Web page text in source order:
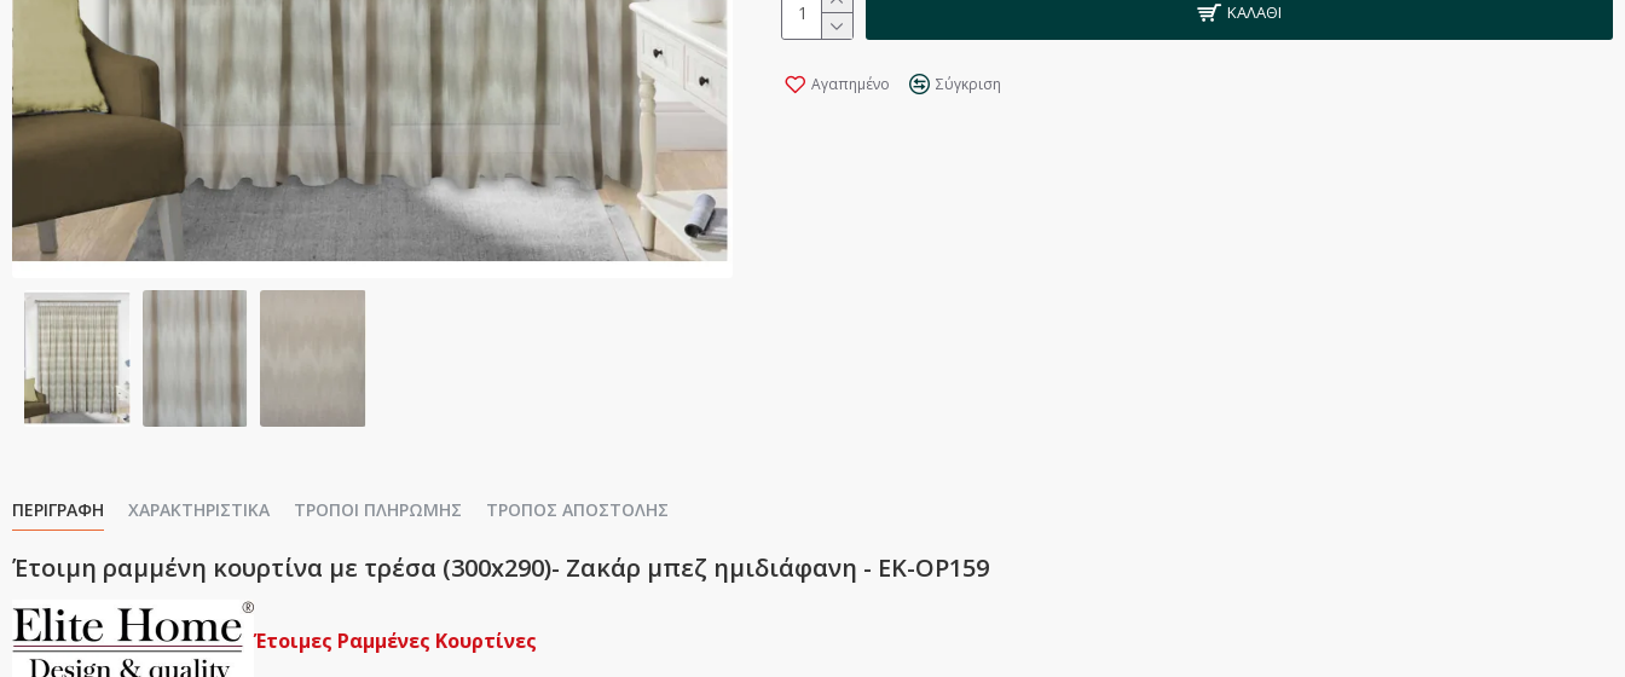
ΚΑΛΆΘΙ
Αγαπημένο Σύγκριση
ΠΕΡΙΓΡΑΦΉ ΧΑΡΑΚΤΗΡΙΣΤΙΚΆ ΤΡΌΠΟΙ ΠΛΗΡΩΜΉΣ ΤΡΌΠΟΣ ΑΠΟΣΤΟΛΉΣ
Έτοιμη ραμμένη κουρτίνα με τρέσα (300x290)- Ζακάρ μπεζ ημιδιάφανη - ΕΚ-ΟΡ159
Έτοιμες Ραμμένες Κουρτίνες